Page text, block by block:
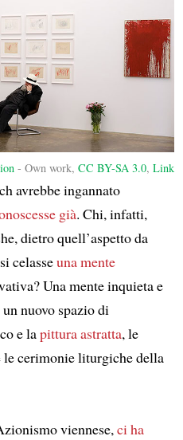
-Own work,CC BY-SA 3.0,Link
avrebbe ingannato
già. Chi, infatti,
dietro quell’aspetto da
celasseuna mente
Una mente inquieta e
nuovo spazio di
e lapittura astratta, le
le cerimonie liturgiche della
viennese,ci ha